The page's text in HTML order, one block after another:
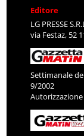
Editore
LG PRESSE
via Festaz, 52
Settimanale
9/2002